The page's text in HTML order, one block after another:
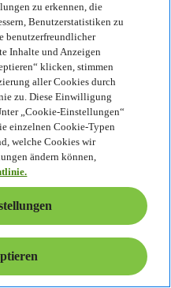
zu erkennen, die
Benutzerstatistiken zu
benutzerfreundlicher
Inhalte und Anzeigen
klicken, stimmen
aller Cookies durch
zu. Diese Einwilligung
„Cookie-Einstellungen“
einzelnen Cookie-Typen
welche Cookies wir
ändern können,